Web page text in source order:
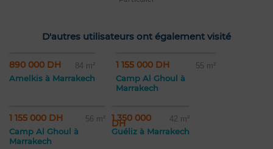
D'autres utilisateurs ont également visité
890 000 DH 84 m²
Amelkis à Marrakech
1 155 000 DH 55 m²
Camp Al Ghoul à
Marrakech
1 155 000 DH 56 m²
Camp Al Ghoul à
Marrakech
1 350 000
DH 42 m²
Guéliz à Marrakech